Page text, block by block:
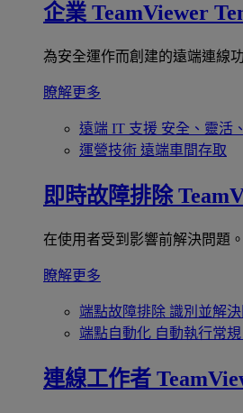
企業 TeamViewer
為安全運作而創建的遠端連線
瞭解更多
遠端 IT 支援 安全、靈活
運營技術 遠端車間存取
即時故障排除
在使用者受到影響前解決問題。
瞭解更多
端點故障排除 識別並解
端點自動化 自動執行常
連線工作者